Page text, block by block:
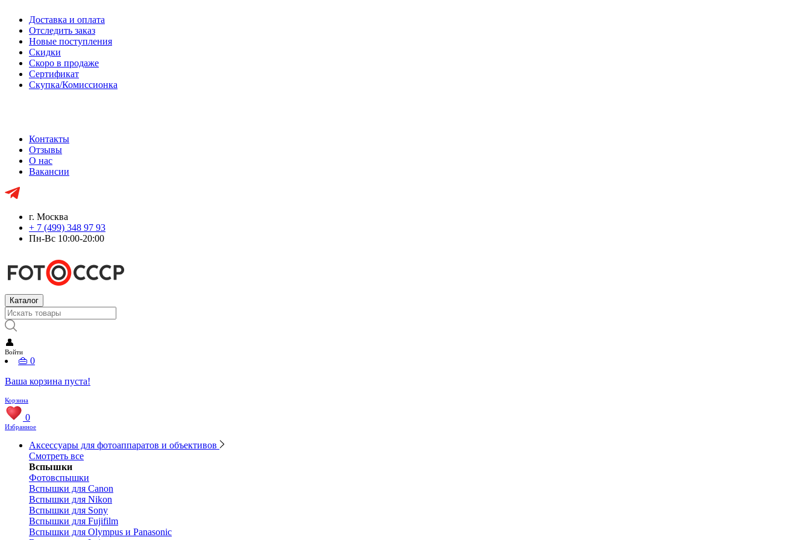
Доставка и оплата
Отследить заказ
Новые поступления
Скидки
Скоро в продаже
Сертификат
Скупка/Комиссионка
Контакты
Отзывы
О нас
Вакансии
г. Москва
+ 7 (499) 348 97 93
Пн-Вс 10:00-20:00
Каталог
👤
Войти
👜 0
Ваша корзина пуста!
Корзина
0
Избранное
Аксессуары для фотоаппаратов и объективов
Смотреть все
Вспышки
Фотовспышки
Вспышки для Canon
Вспышки для Nikon
Вспышки для Sony
Вспышки для Fujifilm
Вспышки для Olympus и Panasonic